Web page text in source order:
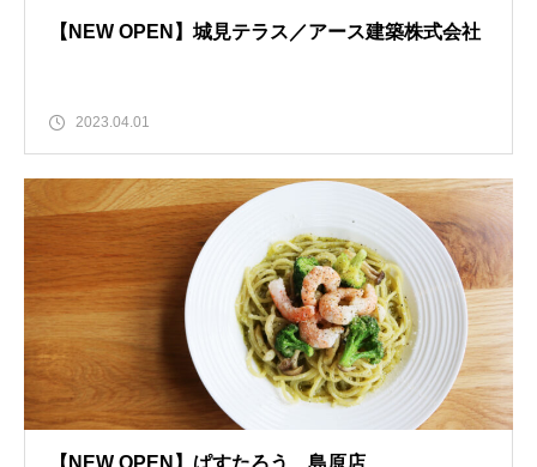
【NEW OPEN】城見テラス／アース建築株式会社
2023.04.01
【NEW OPEN】ぱすたろう 島原店